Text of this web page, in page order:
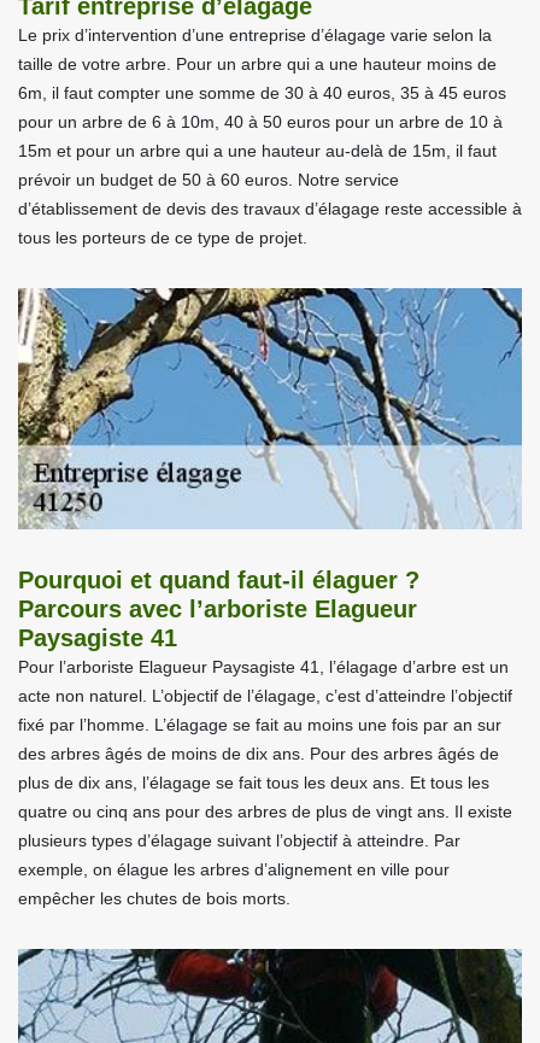
Tarif entreprise d’élagage
Le prix d’intervention d’une entreprise d’élagage varie selon la
taille de votre arbre. Pour un arbre qui a une hauteur moins de
6m, il faut compter une somme de 30 à 40 euros, 35 à 45 euros
pour un arbre de 6 à 10m, 40 à 50 euros pour un arbre de 10 à
15m et pour un arbre qui a une hauteur au-delà de 15m, il faut
prévoir un budget de 50 à 60 euros. Notre service
d’établissement de devis des travaux d’élagage reste accessible à
tous les porteurs de ce type de projet.
Pourquoi et quand faut-il élaguer ?
Parcours avec l’arboriste Elagueur
Paysagiste 41
Pour l’arboriste Elagueur Paysagiste 41, l’élagage d’arbre est un
acte non naturel. L’objectif de l’élagage, c’est d’atteindre l’objectif
fixé par l’homme. L’élagage se fait au moins une fois par an sur
des arbres âgés de moins de dix ans. Pour des arbres âgés de
plus de dix ans, l’élagage se fait tous les deux ans. Et tous les
quatre ou cinq ans pour des arbres de plus de vingt ans. Il existe
plusieurs types d’élagage suivant l’objectif à atteindre. Par
exemple, on élague les arbres d’alignement en ville pour
empêcher les chutes de bois morts.